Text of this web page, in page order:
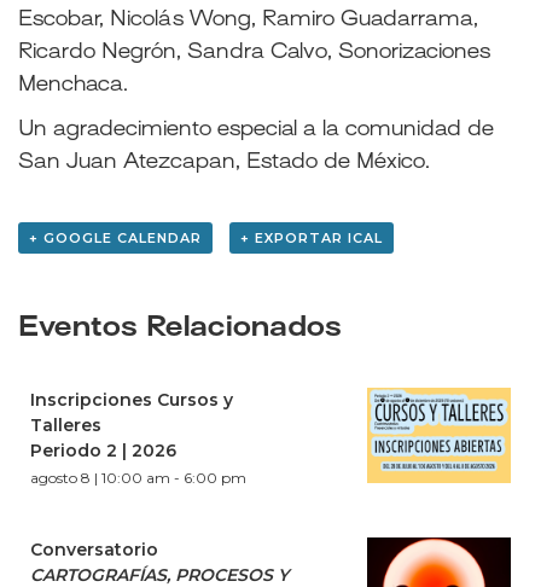
Escobar, Nicolás Wong, Ramiro Guadarrama,
Ricardo Negrón, Sandra Calvo, Sonorizaciones
Menchaca.
Un agradecimiento especial a la comunidad de
San Juan Atezcapan, Estado de México.
+ GOOGLE CALENDAR + EXPORTAR ICAL
Eventos Relacionados
Inscripciones Cursos y
Talleres
Periodo 2 | 2026
agosto 8 | 10:00 am - 6:00 pm
Conversatorio
CARTOGRAFÍAS, PROCESOS Y